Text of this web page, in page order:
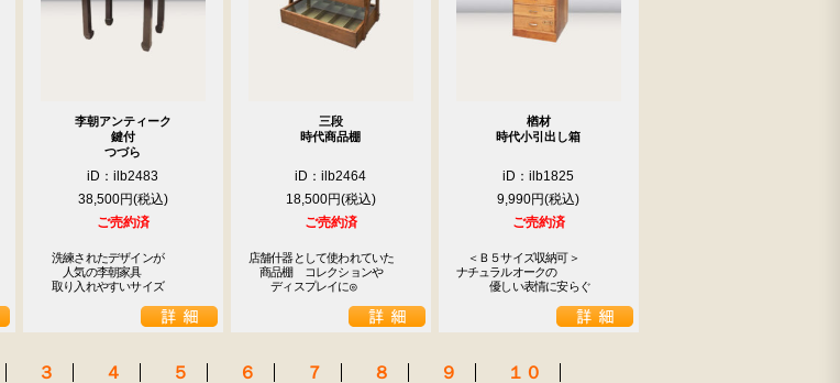
李朝アンティーク
鍵付
つづら
iD：ilb2483
38,500円
ご売約済
洗練されたデザインが
人気の李朝家具
取り入れやすいサイズ
三段
時代商品棚
iD：ilb2464
18,500円
ご売約済
店舗什器として使われていた
商品棚　コレクションや
ディスプレイに◎
楢材
時代小引出し箱
iD：ilb1825
9,990円
ご売約済
＜Ｂ５サイズ収納可＞
ナチュラルオークの
優しい表情に安らぐ
３ ４ ５ ６ ７ ８ ９ １０